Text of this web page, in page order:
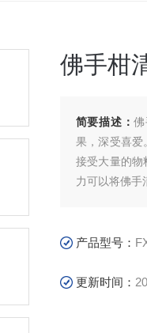
佛手柑
简要描述：
果，深受喜爱
接受大量的物
力可以将佛手
产品型号：
更新时间：